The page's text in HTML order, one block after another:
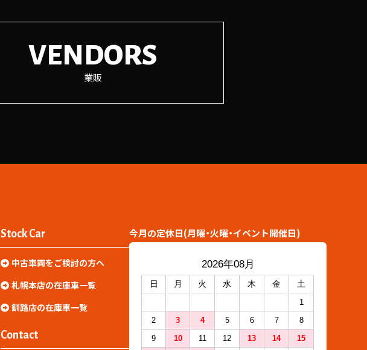
VENDORS
業販
Stock Car
中古車両をご検討の方へ
札幌本店の在庫車一覧
釧路店の在庫車一覧
Contact
今月の定休日(月曜・火曜・イベント開催日)
2026年08月
日 月 火 水 木 金 土
1
2
3 4 5 6 7
8
9
10 11 12 13 14 15